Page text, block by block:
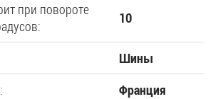
при повороте
10
Шины
Франция